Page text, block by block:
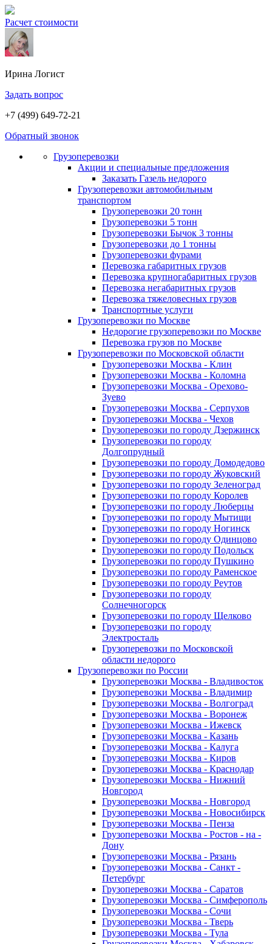
Расчет стоимости
Ирина Логист
Задать вопрос
+7 (499) 649-72-21
Обратный звонок
Грузоперевозки
Акции и специальные предложения
Заказать Газель недорого
Грузоперевозки автомобильным
транспортом
Грузоперевозки 20 тонн
Грузоперевозки 5 тонн
Грузоперевозки Бычок 3 тонны
Грузоперевозки до 1 тонны
Грузоперевозки фурами
Перевозка габаритных грузов
Перевозка крупногабаритных грузов
Перевозка негабаритных грузов
Перевозка тяжеловесных грузов
Транспортные услуги
Грузоперевозки по Москве
Недорогие грузоперевозки по Москве
Перевозка грузов по Москве
Грузоперевозки по Московской области
Грузоперевозки Москва - Клин
Грузоперевозки Москва - Коломна
Грузоперевозки Москва - Орехово-
Зуево
Грузоперевозки Москва - Серпухов
Грузоперевозки Москва - Чехов
Грузоперевозки по городу Дзержинск
Грузоперевозки по городу
Долгопрудный
Грузоперевозки по городу Домодедово
Грузоперевозки по городу Жуковский
Грузоперевозки по городу Зеленоград
Грузоперевозки по городу Королев
Грузоперевозки по городу Люберцы
Грузоперевозки по городу Мытищи
Грузоперевозки по городу Ногинск
Грузоперевозки по городу Одинцово
Грузоперевозки по городу Подольск
Грузоперевозки по городу Пушкино
Грузоперевозки по городу Раменское
Грузоперевозки по городу Реутов
Грузоперевозки по городу
Солнечногорск
Грузоперевозки по городу Щелково
Грузоперевозки по городу
Электросталь
Грузоперевозки по Московской
области недорого
Грузоперевозки по России
Грузоперевозки Москва - Владивосток
Грузоперевозки Москва - Владимир
Грузоперевозки Москва - Волгоград
Грузоперевозки Москва - Воронеж
Грузоперевозки Москва - Ижевск
Грузоперевозки Москва - Казань
Грузоперевозки Москва - Калуга
Грузоперевозки Москва - Киров
Грузоперевозки Москва - Краснодар
Грузоперевозки Москва - Нижний
Новгород
Грузоперевозки Москва - Новгород
Грузоперевозки Москва - Новосибирск
Грузоперевозки Москва - Пенза
Грузоперевозки Москва - Ростов - на -
Дону
Грузоперевозки Москва - Рязань
Грузоперевозки Москва - Санкт -
Петербург
Грузоперевозки Москва - Саратов
Грузоперевозки Москва - Симферополь
Грузоперевозки Москва - Сочи
Грузоперевозки Москва - Тверь
Грузоперевозки Москва - Тула